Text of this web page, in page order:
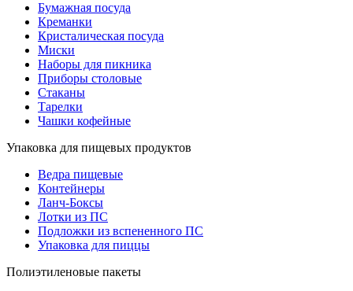
Бумажная посуда
Креманки
Кристалическая посуда
Миски
Наборы для пикника
Приборы столовые
Стаканы
Тарелки
Чашки кофейные
Упаковка для пищевых продуктов
Ведра пищевые
Контейнеры
Ланч-Боксы
Лотки из ПС
Подложки из вспененного ПС
Упаковка для пиццы
Полиэтиленовые пакеты